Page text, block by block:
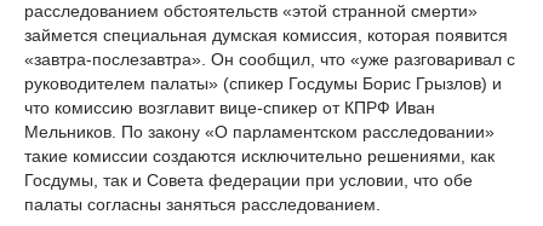
расследованием обстоятельств «этой странной смерти»
займется специальная думская комиссия, которая появится
«завтра-послезавтра». Он сообщил, что «уже разговаривал с
руководителем палаты» (спикер Госдумы Борис Грызлов) и
что комиссию возглавит вице-спикер от КПРФ Иван
Мельников. По закону «О парламентском расследовании»
такие комиссии создаются исключительно решениями, как
Госдумы, так и Совета федерации при условии, что обе
палаты согласны заняться расследованием.